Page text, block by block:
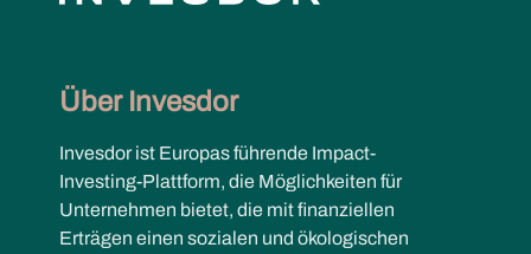
Über Invesdor
Invesdor ist Europas führende Impact-
Investing-Plattform, die Möglichkeiten für
Unternehmen bietet, die mit finanziellen
Erträgen einen sozialen und ökologischen